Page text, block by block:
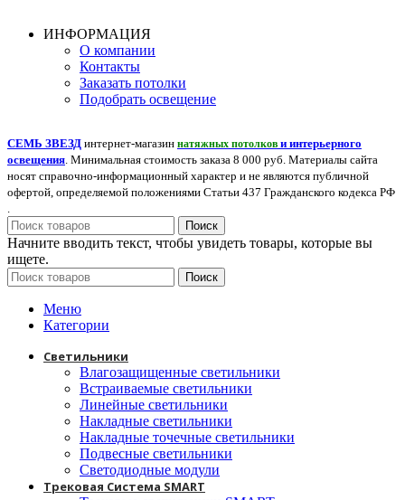
ИНФОРМАЦИЯ
О компании
Контакты
Заказать потолки
Подобрать освещение
СЕМЬ ЗВЕЗД интернет-магазин натяжных потолков и интерьерного
освещения . Минимальная стоимость заказа 8 000 руб. Материалы сайта
носят справочно-информационный характер и не являются публичной
офертой, определяемой положениями Статьи 437 Гражданского кодекса РФ
Поиск
Начните вводить текст, чтобы увидеть товары, которые вы
ищете.
Поиск
Меню
Категории
Светильники
Влагозащищенные светильники
Встраиваемые светильники
Линейные светильники
Накладные светильники
Накладные точечные светильники
Подвесные светильники
Светодиодные модули
Трековая Система SMART